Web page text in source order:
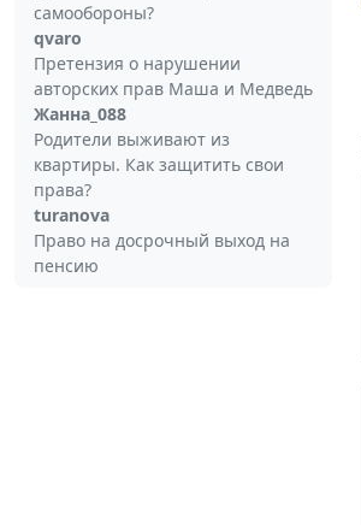
самообороны?
qvaro
Претензия о нарушении
авторских прав Маша и Медведь
Жанна_088
Родители выживают из
квартиры. Как защитить свои
права?
turanova
Право на досрочный выход на
пенсию